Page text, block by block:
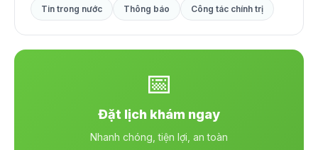
Tin trong nước Thông báo Công tác chính trị
📅
Đặt lịch khám ngay
Nhanh chóng, tiện lợi, an toàn